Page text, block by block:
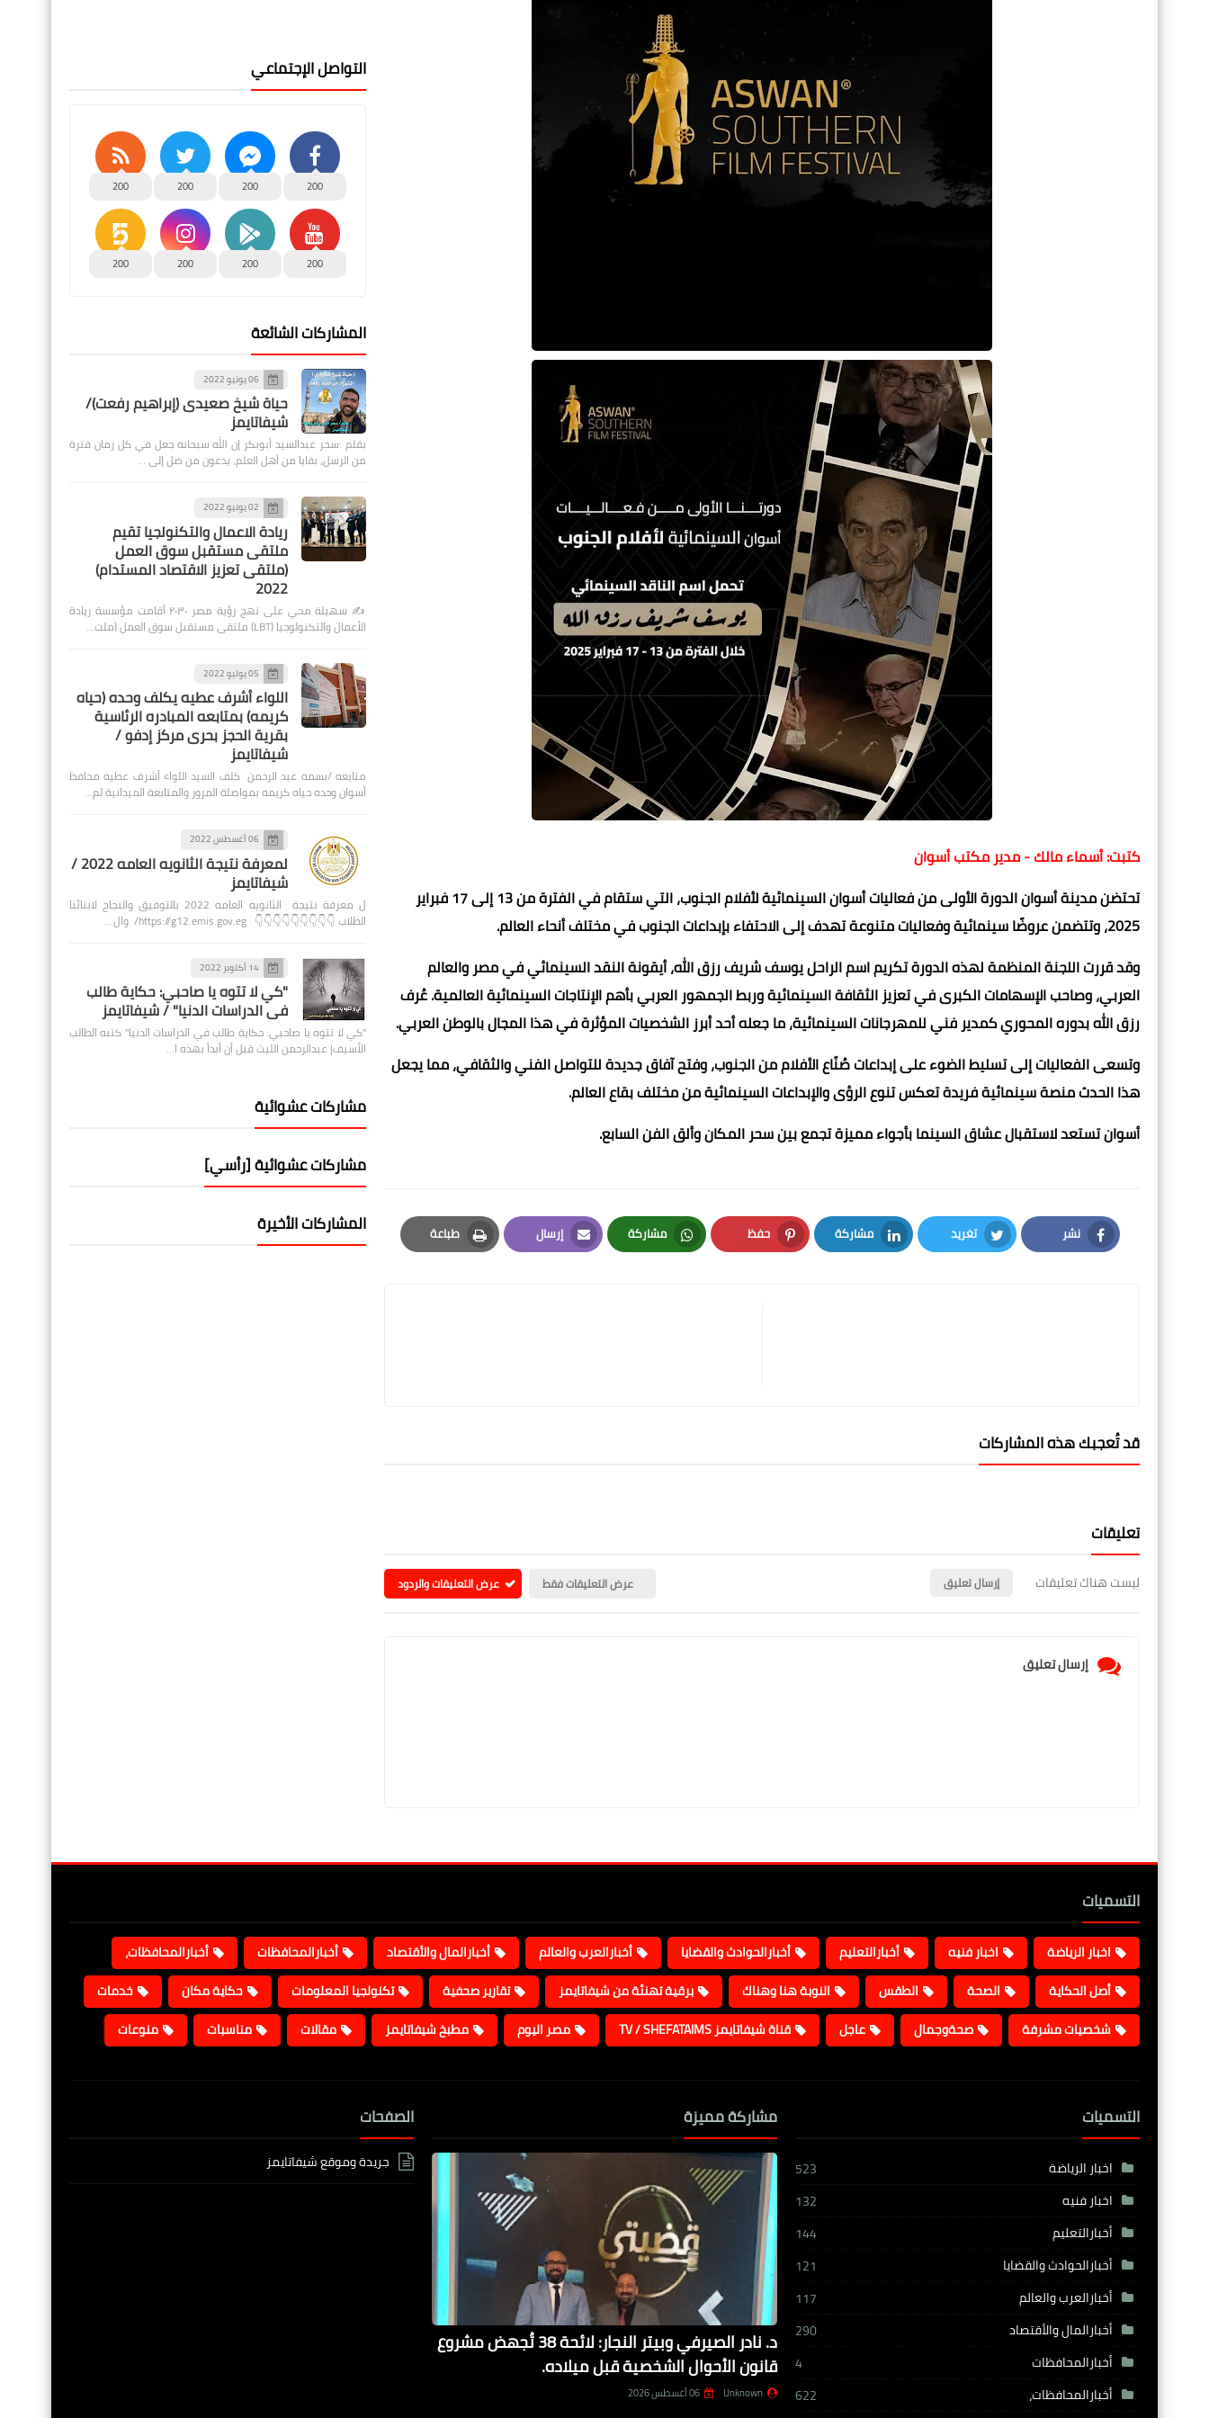
كتبت: أسماء مالك - مدير مكتب أسوان
تحتضن مدينة أسوان الدورة الأولى من فعاليات أسوان السينمائية لأفلام الجنوب، التي ستقام في الفترة من 13 إلى 17 فبراير
2025، وتتضمن عروضًا سينمائية وفعاليات متنوعة تهدف إلى الاحتفاء بإبداعات الجنوب في مختلف أنحاء العالم.
وقد قررت اللجنة المنظمة لهذه الدورة تكريم اسم الراحل يوسف شريف رزق الله، أيقونة النقد السينمائي في مصر والعالم
العربي، وصاحب الإسهامات الكبرى في تعزيز الثقافة السينمائية وربط الجمهور العربي بأهم الإنتاجات السينمائية العالمية. عُرف
رزق الله بدوره المحوري كمدير فني للمهرجانات السينمائية، ما جعله أحد أبرز الشخصيات المؤثرة في هذا المجال بالوطن العربي.
وتسعى الفعاليات إلى تسليط الضوء على إبداعات صُنّاع الأفلام من الجنوب، وفتح آفاق جديدة للتواصل الفني والثقافي، مما يجعل
هذا الحدث منصة سينمائية فريدة تعكس تنوع الرؤى والإبداعات السينمائية من مختلف بقاع العالم.
أسوان تستعد لاستقبال عشاق السينما بأجواء مميزة تجمع بين سحر المكان وألق الفن السابع.
نشر
Facebook
تغريد
Twitter
مشاركة
LinkedIn
حفظ
Pinterest
مشاركة
Whatsapp
إرسال
Email
طباعة
Print
قد تُعجبك هذه المشاركات
تعليقات
ليست هناك تعليقات إرسال تعليق عرض التعليقات فقط عرض التعليقات والردود
إرسال تعليق
التواصل الإجتماعي
200
200
200
200
200
200
200
200
المشاركات الشائعة
06 يونيو 2022
حياة شيخ صعيدى (إبراهيم رفعت)/
شيفاتايمز
بقلم :سحر عبدالسيد أبوبكر إن الله سبحانه جعل في كل زمان فترة
من الرسل، بقايا من أهل العلم، يدعون من ضل إلى …
02 يونيو 2022
ريادة الاعمال والتكنولجيا تقيم
ملتقى مستقبل سوق العمل
(ملتقى تعزيز الاقتصاد المستدام)
2022
✍️ سهيلة محي على نهج رؤية مصر ٢٠٣٠ أقامت مؤسسة ريادة
الأعمال والتكنولوجيا (LBT) ملتقى مستقبل سوق العمل (ملت…
05 يوليو 2022
اللواء أشرف عطيه يكلف وحده (حياه
كريمه) بمتابعه المبادره الرئاسية
بقرية الحجز بحرى مركز إدفو /
شيفاتايمز
متابعه /بسمه عبد الرحمن كلف السيد اللواء أشرف عطيه محافظ
أسوان وحده حياه كريمه بمواصلة المرور والمتابعة الميدانية لم…
06 أغسطس 2022
لمعرفة نتيجة الثانويه العامه 2022 /
شيفاتايمز
ل معرفة نتيجة الثانويه العامه 2022 بالتوفيق والنجاح لابنائنا
الطلاب 👇👇👇👇👇👇👇👇👇 https://g12.emis.gov.eg/ وال…
14 أكتوبر 2022
"كي لا تتوه يا صاحبي: حكاية طالب
في الدراسات الدنيا" / شيفاتايمز
"كي لا تتوه يا صاحبي: حكاية طالب في الدراسات الدنيا" كتبه الطالب
الأسيف| عبدالرحمن الليث قبل أن أبدأ بهذه ا…
مشاركات عشوائية
مشاركات عشوائية [رأسي]
المشاركات الأخيرة
التسميات
اخبار الرياضة اخبار فنيه أخبارالتعليم أخبارالحوادث والقضايا أخبارالعرب والعالم أخبارالمال والأقتصاد أخبارالمحافظات
أخبارالمحافظات،
أصل الحكاية
الصحة الطقس النوبة هنا وهناك برقية تهنئة من شيفاتايمز تقارير صحفية تكنولجيا المعلومات حكاية مكان
خدمات
شخصيات مشرفة
صحةوجمال عاجل قناة شيفاتايمز TV / SHEFATAIMS مصر اليوم مطبخ شيفاتايمز مقالات مناسبات منوعات
التسميات
اخبار الرياضة
523
اخبار فنيه
132
أخبارالتعليم
144
أخبارالحوادث والقضايا
121
أخبارالعرب والعالم
117
أخبارالمال والأقتصاد
290
أخبارالمحافظات
4
أخبارالمحافظات،
622
مشاركة مميزة
د. نادر الصيرفي وبيتر النجار: لائحة 38 تُجهض مشروع
قانون الأحوال الشخصية قبل ميلاده.
Unknown 06 أغسطس 2026
الصفحات
جريدة وموقع شيفاتايمز